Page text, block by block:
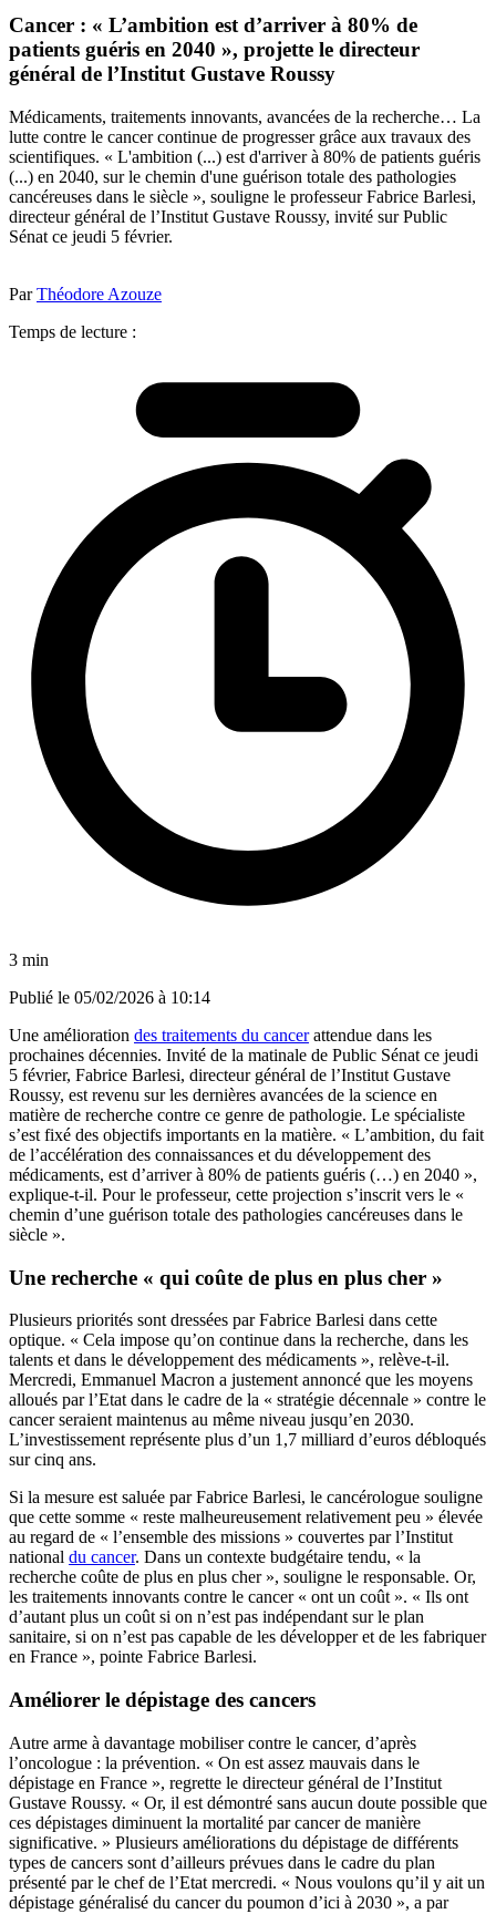
Cancer : « L’ambition est d’arriver à 80% de
patients guéris en 2040 », projette le directeur
général de l’Institut Gustave Roussy
Médicaments, traitements innovants, avancées de la recherche… La
lutte contre le cancer continue de progresser grâce aux travaux des
scientifiques. « L'ambition (...) est d'arriver à 80% de patients guéris
(...) en 2040, sur le chemin d'une guérison totale des pathologies
cancéreuses dans le siècle », souligne le professeur Fabrice Barlesi,
directeur général de l’Institut Gustave Roussy, invité sur Public
Sénat ce jeudi 5 février.
ParThéodore Azouze
Temps de lecture :
3 min
Publié le 05/02/2026 à 10:14
Une amélioration des traitements du cancerattendue dans les
prochaines décennies. Invité de la matinale de Public Sénat ce jeudi
5 février, Fabrice Barlesi, directeur général de l’Institut Gustave
Roussy, est revenu sur les dernières avancées de la science en
matière de recherche contre ce genre de pathologie. Le spécialiste
s’est fixé des objectifs importants en la matière. « L’ambition, du fait
de l’accélération des connaissances et du développement des
médicaments, est d’arriver à 80% de patients guéris (…) en 2040 »,
explique-t-il. Pour le professeur, cette projection s’inscrit vers le «
chemin d’une guérison totale des pathologies cancéreuses dans le
siècle ».
Une recherche « qui coûte de plus en plus cher »
Plusieurs priorités sont dressées par Fabrice Barlesi dans cette
optique. « Cela impose qu’on continue dans la recherche, dans les
talents et dans le développement des médicaments », relève-t-il.
Mercredi, Emmanuel Macron a justement annoncé que les moyens
alloués par l’Etat dans le cadre de la « stratégie décennale » contre le
cancer seraient maintenus au même niveau jusqu’en 2030.
L’investissement représente plus d’un 1,7 milliard d’euros débloqués
sur cinq ans.
Si la mesure est saluée par Fabrice Barlesi, le cancérologue souligne
que cette somme « reste malheureusement relativement peu » élevée
au regard de « l’ensemble des missions » couvertes par l’Institut
national du cancer. Dans un contexte budgétaire tendu, « la
recherche coûte de plus en plus cher », souligne le responsable. Or,
les traitements innovants contre le cancer « ont un coût ». « Ils ont
d’autant plus un coût si on n’est pas indépendant sur le plan
sanitaire, si on n’est pas capable de les développer et de les fabriquer
en France », pointe Fabrice Barlesi.
Améliorer le dépistage des cancers
Autre arme à davantage mobiliser contre le cancer, d’après
l’oncologue : la prévention. « On est assez mauvais dans le
dépistage en France », regrette le directeur général de l’Institut
Gustave Roussy. « Or, il est démontré sans aucun doute possible que
ces dépistages diminuent la mortalité par cancer de manière
significative. » Plusieurs améliorations du dépistage de différents
types de cancers sont d’ailleurs prévues dans le cadre du plan
présenté par le chef de l’Etat mercredi. « Nous voulons qu’il y ait un
dépistage généralisé du cancer du poumon d’ici à 2030 », a par